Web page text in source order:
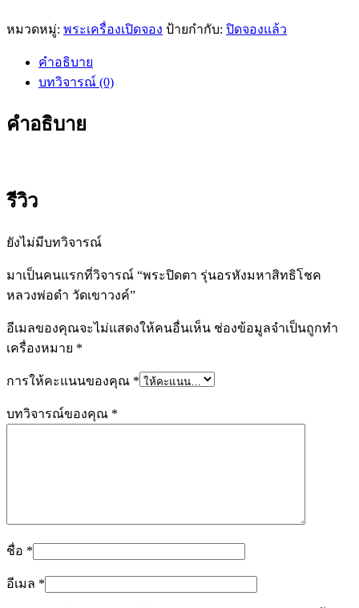
หมวดหมู่: พระเครื่องเปิดจอง ป้ายกำกับ: ปิดจองแล้ว
คำอธิบาย
บทวิจารณ์ (0)
คำอธิบาย
รีวิว
ยังไม่มีบทวิจารณ์
มาเป็นคนแรกที่วิจารณ์ “พระปิดตา รุ่นอรหังมหาสิทธิโชค
หลวงพ่อดำ วัดเขาวงค์”
อีเมลของคุณจะไม่แสดงให้คนอื่นเห็น ช่องข้อมูลจำเป็นถูกทำ
เครื่องหมาย *
การให้คะแนนของคุณ *
บทวิจารณ์ของคุณ *
ชื่อ *
อีเมล *